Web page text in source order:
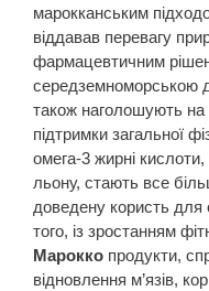
марокканським
віддавав перевагу
фармацевтичним
середземноморською
також наголошують на
підтримки загальної
омега-3 жирні
льону, стають все
доведену користь для
того, із зростанням
Марокко продукти,
відновлення м’язів,